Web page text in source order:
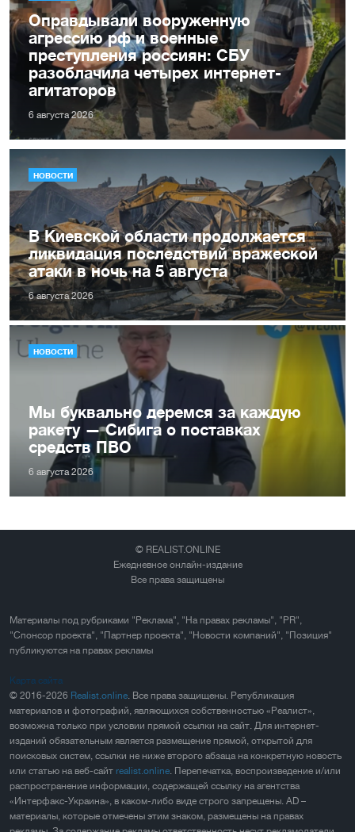
Оправдывали вооруженную
агрессию рф и военные
преступления россиян: СБУ
разоблачила четырех интернет-
агитаторов
6 августа 2026
НОВОСТИ
В Киевской области продолжается
ликвидация последствий вражеской
атаки в ночь на 5 августа
6 августа 2026
НОВОСТИ
Мы буквально деремся за каждую
ракету — Сибига о поставках
средств ПВО
6 августа 2026
© REALIST.ONLINE
Ежедневное онлайн-издание
Все права защищены
Материалы под рубриками "Реклама", "На правах рекламы", "PR",
"Спонсор проекта", "Партнер проекта", "Новости компаний", "Позиция"
публикуются на правах рекламы
Карта сайта
© 2016-2026 Realist.online. Все права защищены. Републикация
материалов и фотографий, являющихся собственностью «Реалист»,
возможна только при условии прямой ссылки на сайт. Для интернет-
изданий обязательным является размещение прямой, открытой для
поисковых систем, ссылки не ниже второго абзаца на конкретную новость
или статью на веб-сайт realist.online. Перепечатка, воспроизведение и/или
распространение информации, содержащей ссылку на агентства
«Интерфакс-Украина», в каком-либо виде строго запрещены. AD –
материалы, которые отмечены этим знаком, размещены на правах